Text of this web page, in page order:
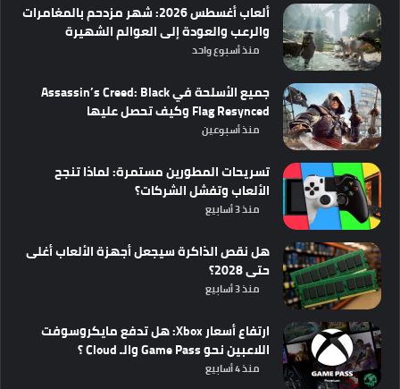
ألعاب أغسطس 2026: شهر مزدحم بالمغامرات
والرعب والعودة إلى العوالم الشهيرة
منذ أسبوع واحد
جميع الأسلحة في Assassin’s Creed: Black
Flag Resynced وكيف تحصل عليها
منذ أسبوعين
تسريحات المطورين مستمرة: لماذا تنجح
الألعاب وتفشل الشركات؟
منذ 3 أسابيع
هل نقص الذاكرة سيجعل أجهزة الألعاب أغلى
حتى 2028؟
منذ 3 أسابيع
ارتفاع أسعار Xbox: هل تدفع مايكروسوفت
اللاعبين نحو Game Pass والـ Cloud ؟
منذ 4 أسابيع